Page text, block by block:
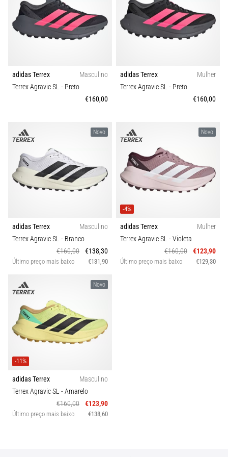
8 minutos lendo
Corrida
teste
beep:
e
são
realizados?
shuttle
avalia
velocidade,
agilidade
mudanças
de
direção.
Como
realizado
corretamente,
Cor
Preço
Tipo de corrida
Largura da sapatilha
Carbon
adidas Terrex
Masculino
Terrex Agravic SL - Preto
€160,00
adidas Terrex
Mulher
Terrex Agravic SL - Preto
€160,00
Novo
adidas Terrex
Masculino
Terrex Agravic SL - Branco
€160,00
€138,30
Último preço mais baixo €131,90
Novo
-4%
adidas Terrex
Mulher
Terrex Agravic SL - Violeta
€160,00
€123,90
Último preço mais baixo €129,30
Novo
-11%
adidas Terrex
Masculino
Terrex Agravic SL - Amarelo
€160,00
€123,90
Último preço mais baixo €138,60